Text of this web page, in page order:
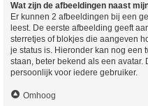
Wat zijn de afbeeldingen naast
Er kunnen 2 afbeeldingen bij een
leest. De eerste afbeelding geeft
sterretjes of blokjes die aangeven
je status is. Hieronder kan nog een
staan, beter bekend als een
persoonlijk voor iedere gebruiker.
Omhoog